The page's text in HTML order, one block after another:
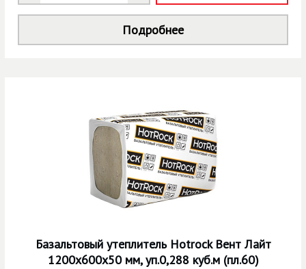
Подробнее
Базальтовый утеплитель Hotrock Вент Лайт
1200х600х50 мм, уп.0,288 куб.м (пл.60)